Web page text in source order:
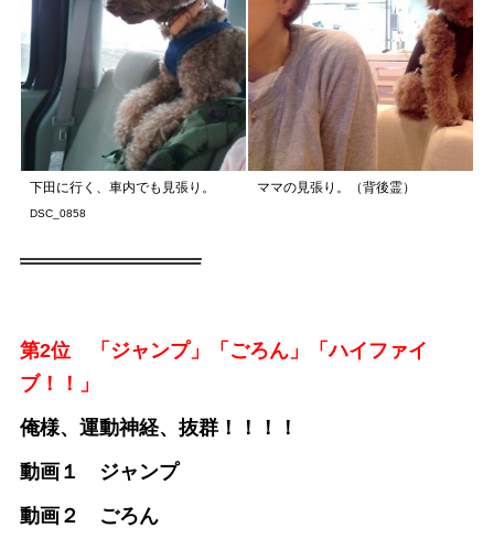
下田に行く、車内でも見張り。
DSC_0858
ママの見張り。（背後霊）
第2位 「ジャンプ」「ごろん」「ハイファイ
ブ！！」
俺様、運動神経、抜群！！！！
動画１ ジャンプ
動画２ ごろん